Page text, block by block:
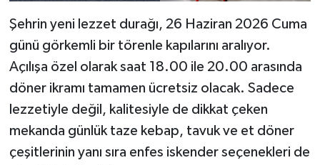
Şehrin yeni lezzet durağı, 26 Haziran 2026 Cuma
günü görkemli bir törenle kapılarını aralıyor.
Açılışa özel olarak saat 18.00 ile 20.00 arasında
döner ikramı tamamen ücretsiz olacak. Sadece
lezzetiyle değil, kalitesiyle de dikkat çeken
mekanda günlük taze kebap, tavuk ve et döner
çeşitlerinin yanı sıra enfes iskender seçenekleri de